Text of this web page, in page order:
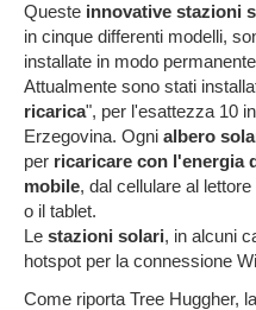
Queste innovative stazioni
in cinque differenti modelli,
installate in modo
Attualmente sono stati
ricarica", per l'esattezza 10
Erzegovina. Ogni albero
per ricaricare con l'energia
mobile, dal cellulare al
o il tablet.
Le stazioni solari, in alcuni
hotspot per la connessione
Come riporta Tree Huggher,